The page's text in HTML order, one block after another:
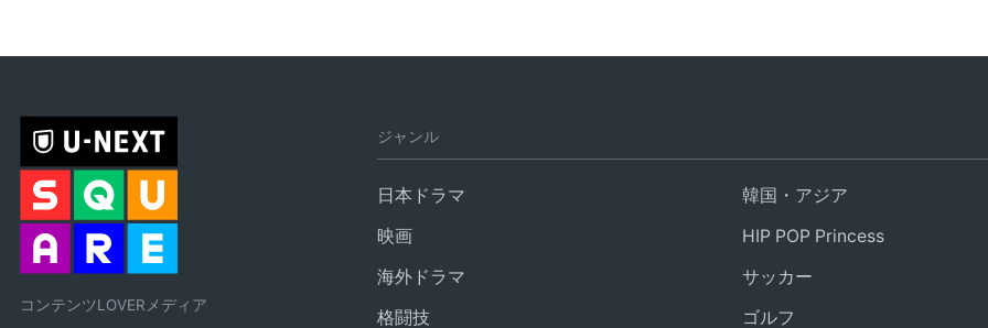
コンテンツLOVERメディア
ジャンル
日本ドラマ
韓国・アジア
映画
HIP POP Princess
海外ドラマ
サッカー
格闘技
ゴルフ